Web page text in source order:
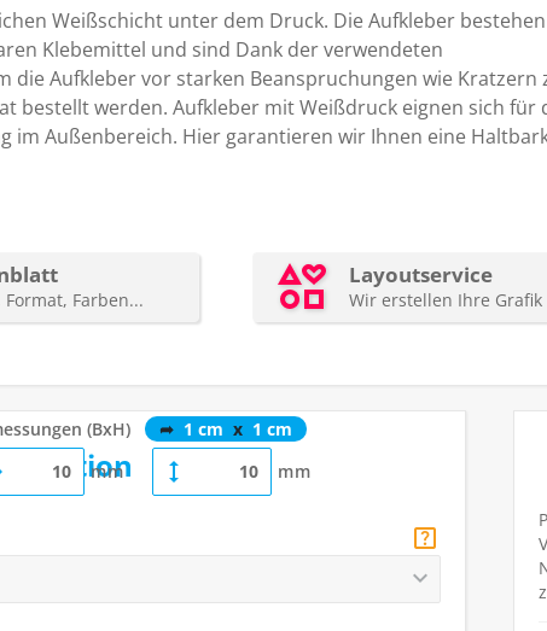
Weißschicht unter dem Druck. Die Aufkleber bestehen
Klebemittel und sind Dank der verwendeten
Aufkleber vor starken Beanspruchungen wie Kratzern
bestellt werden. Aufkleber mit Weißdruck eignen sich für
im Außenbereich. Hier garantieren wir Ihnen eine
(BxH) ➦ 1 cm x 1 cm
mm
mm